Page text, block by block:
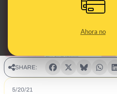
Ahora no
SHARE:
5/20/21